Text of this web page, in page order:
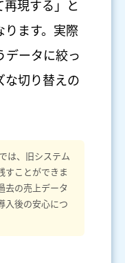
再現する」と
ります。実際
データに絞っ
な切り替えの
は、旧システム
すことができま
去の売上データ
入後の安心につ